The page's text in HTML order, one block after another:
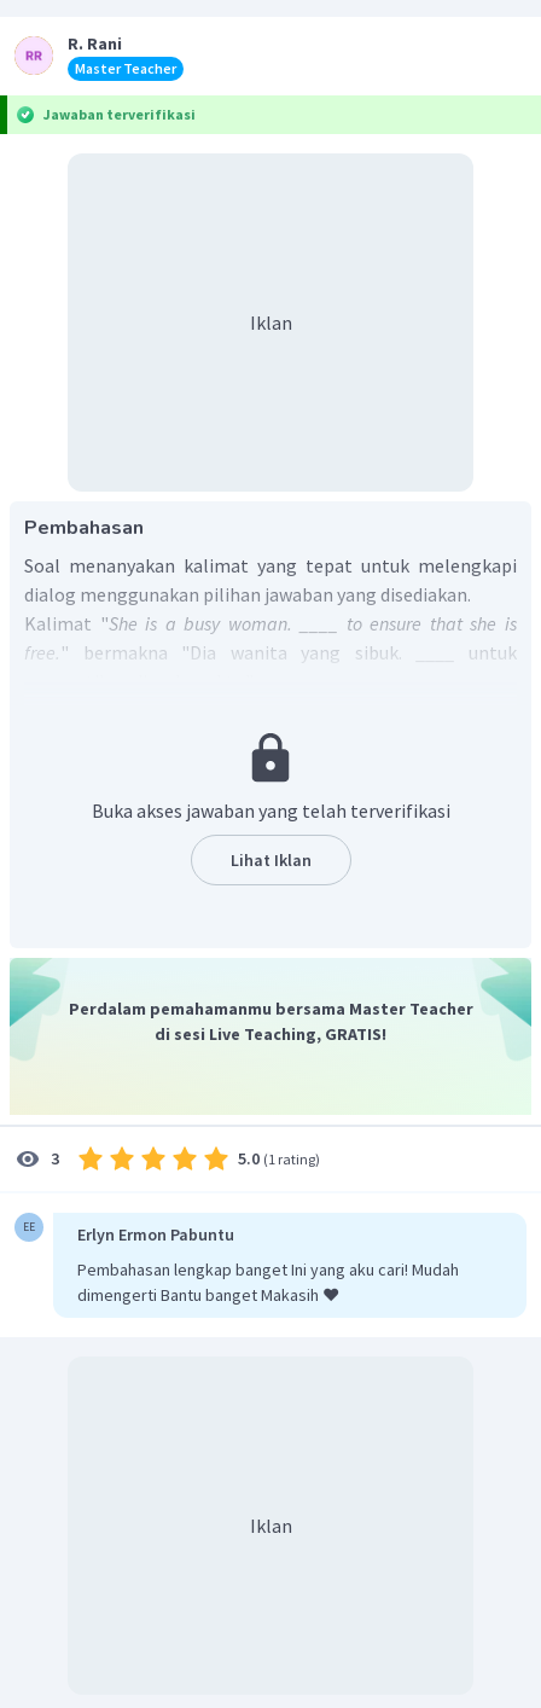
R. Rani
Master Teacher
Jawaban terverifikasi
Iklan
Pembahasan
Soal menanyakan kalimat yang tepat untuk melengkapi
dialog menggunakan pilihan jawaban yang disediakan.
Kalimat "She is a busy woman. ____ to ensure that she is
free. " bermakna "Dia wanita yang sibuk. ____ untuk
mewawancarai Ms. Nadia, wanita yang sibuk. Sehingga,
Harry memerintahkan Riana untuk membuat janji.
obligationyang salah satu ungkapannya menggunakan
Sehingga, perintah yang paling mungkin diberikan Harry
Dengan demikian, jawaban yang benar adalah
You have
to make an appointment.
Buka akses jawaban yang telah terverifikasi
Lihat Iklan
Perdalam pemahamanmu bersama Master Teacher
di sesi Live Teaching, GRATIS!
3 5.0 (1 rating)
EE
Erlyn Ermon Pabuntu
Pembahasan lengkap banget Ini yang aku cari! Mudah
dimengerti Bantu banget Makasih ❤️
Iklan